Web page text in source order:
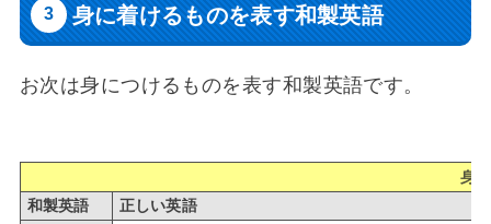
身に着けるものを表す和製英語
お次は身につけるものを表す和製英語です。
身
和製英語
正しい英語